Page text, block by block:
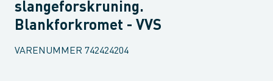
slangeforskruning.
Blankforkromet - VVS
VARENUMMER 742424204